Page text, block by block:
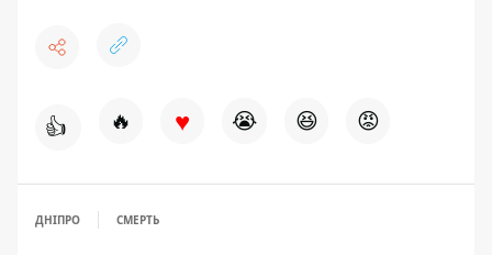
👍 🔥 ♥ 😭 😆 😡
ДНІПРО СМЕРТЬ